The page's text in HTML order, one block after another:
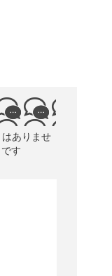
ありませ
す